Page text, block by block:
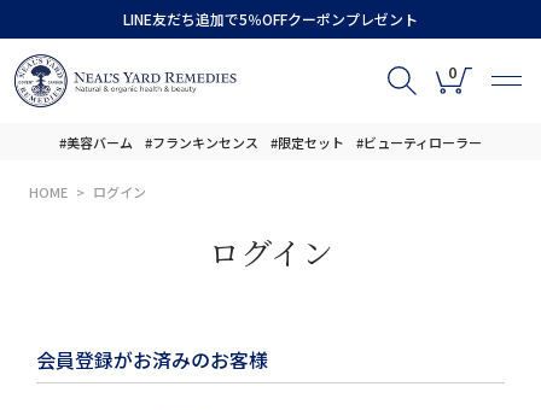
LINE友だち追加で5％OFFクーポンプレゼント
0
#美容バーム #フランキンセンス #限定セット #ビューティローラー
HOME ログイン
ログイン
会員登録がお済みのお客様